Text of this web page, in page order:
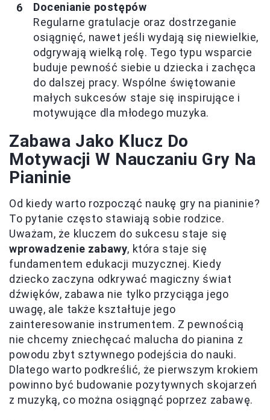
Docenianie postępów
Regularne gratulacje oraz dostrzeganie
osiągnięć, nawet jeśli wydają się niewielkie,
odgrywają wielką rolę. Tego typu wsparcie
buduje pewność siebie u dziecka i zachęca
do dalszej pracy. Wspólne świętowanie
małych sukcesów staje się inspirujące i
motywujące dla młodego muzyka.
Zabawa Jako Klucz Do
Motywacji W Nauczaniu Gry Na
Pianinie
Od kiedy warto rozpocząć naukę gry na pianinie?
To pytanie często stawiają sobie rodzice.
Uważam, że kluczem do sukcesu staje się
wprowadzenie zabawy, która staje się
fundamentem edukacji muzycznej. Kiedy
dziecko zaczyna odkrywać magiczny świat
dźwięków, zabawa nie tylko przyciąga jego
uwagę, ale także kształtuje jego
zainteresowanie instrumentem. Z pewnością
nie chcemy zniechęcać malucha do pianina z
powodu zbyt sztywnego podejścia do nauki.
Dlatego warto podkreślić, że pierwszym krokiem
powinno być budowanie pozytywnych skojarzeń
z muzyką, co można osiągnąć poprzez zabawę.